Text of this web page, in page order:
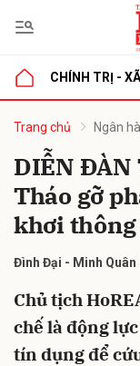
CHÍNH TRỊ - XÃ
Trang chủ Ngân
DIỄN ĐÀN
Tháo gỡ
khơi
Đình Đại - Minh Quân
Chủ tịch
chế là động
tín dụng để
luận